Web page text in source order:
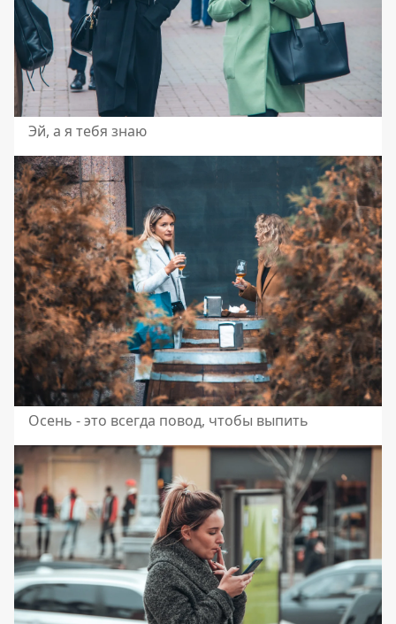
Эй, а я тебя знаю
Осень - это всегда повод, чтобы выпить